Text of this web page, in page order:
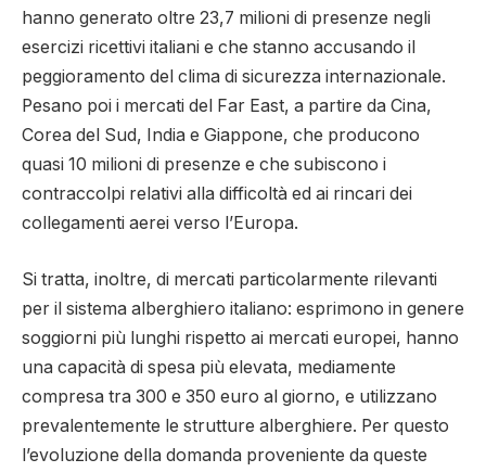
hanno generato oltre 23,7 milioni di presenze negli
esercizi ricettivi italiani e che stanno accusando il
peggioramento del clima di sicurezza internazionale.
Pesano poi i mercati del Far East, a partire da Cina,
Corea del Sud, India e Giappone, che producono
quasi 10 milioni di presenze e che subiscono i
contraccolpi relativi alla difficoltà ed ai rincari dei
collegamenti aerei verso l’Europa.
Si tratta, inoltre, di mercati particolarmente rilevanti
per il sistema alberghiero italiano: esprimono in genere
soggiorni più lunghi rispetto ai mercati europei, hanno
una capacità di spesa più elevata, mediamente
compresa tra 300 e 350 euro al giorno, e utilizzano
prevalentemente le strutture alberghiere. Per questo
l’evoluzione della domanda proveniente da queste